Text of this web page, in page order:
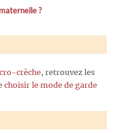
?
crèche, retrouvez les
choisir le mode de garde